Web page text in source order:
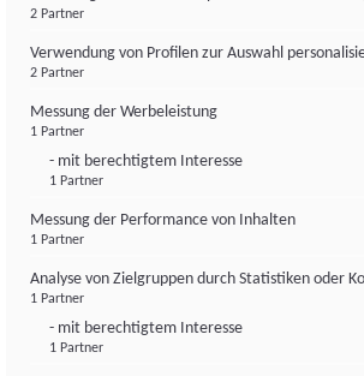
2 Partner
Verwendung von Profilen zur Auswahl
2 Partner
Messung der Werbeleistung
1 Partner
- mit berechtigtem Interesse
1 Partner
Messung der Performance von Inhalten
1 Partner
Analyse von Zielgruppen durch Statistiken oder
1 Partner
- mit berechtigtem Interesse
1 Partner